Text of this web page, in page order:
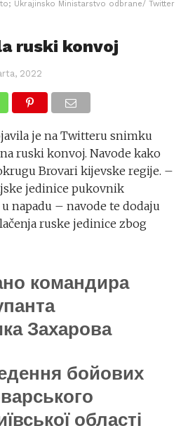
Ukrajinsko Ministarstvo odbrane/ Twitter
ruski konvoj
2022
je na Twitteru snimku
ruski konvoj. Navode kako
Brovari kijevske regije. –
jedinice pukovnik
napadu – navode te dodaju
ruske jedinice zbog
командира
Захарова
бойових
області